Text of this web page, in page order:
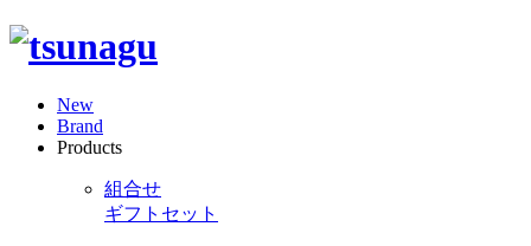
New
Brand
Products
組合せ
ギフトセット